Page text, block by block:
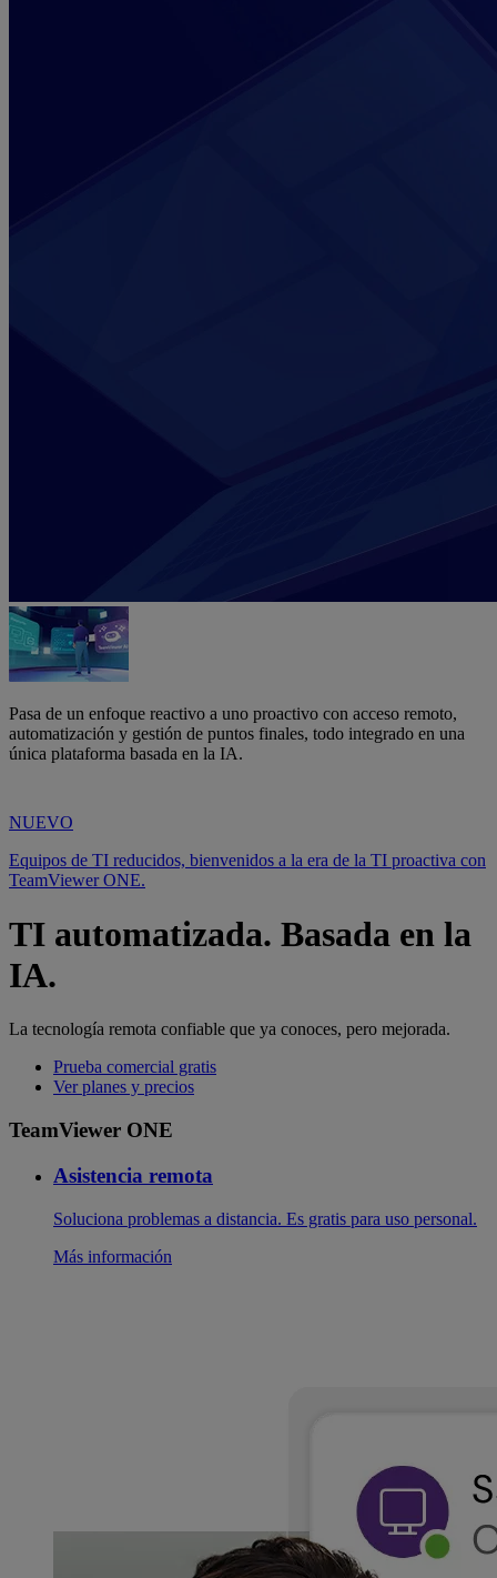
Pasa de un enfoque reactivo a uno proactivo con acceso remoto,
automatización y gestión de puntos finales, todo integrado en una
única plataforma basada en la IA.
NUEVO
Equipos de TI reducidos, bienvenidos a la era de la TI proactiva con
TeamViewer ONE.
TI automatizada. Basada en la
IA.
La tecnología remota confiable que ya conoces, pero mejorada.
Prueba comercial gratis
Ver planes y precios
TeamViewer ONE
Asistencia remota
Soluciona problemas a distancia. Es gratis para uso personal.
Más información